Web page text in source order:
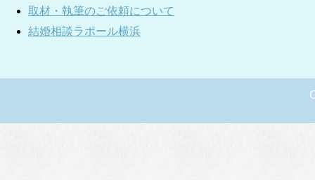
取材・執筆のご依頼について
結婚相談ラポール横浜